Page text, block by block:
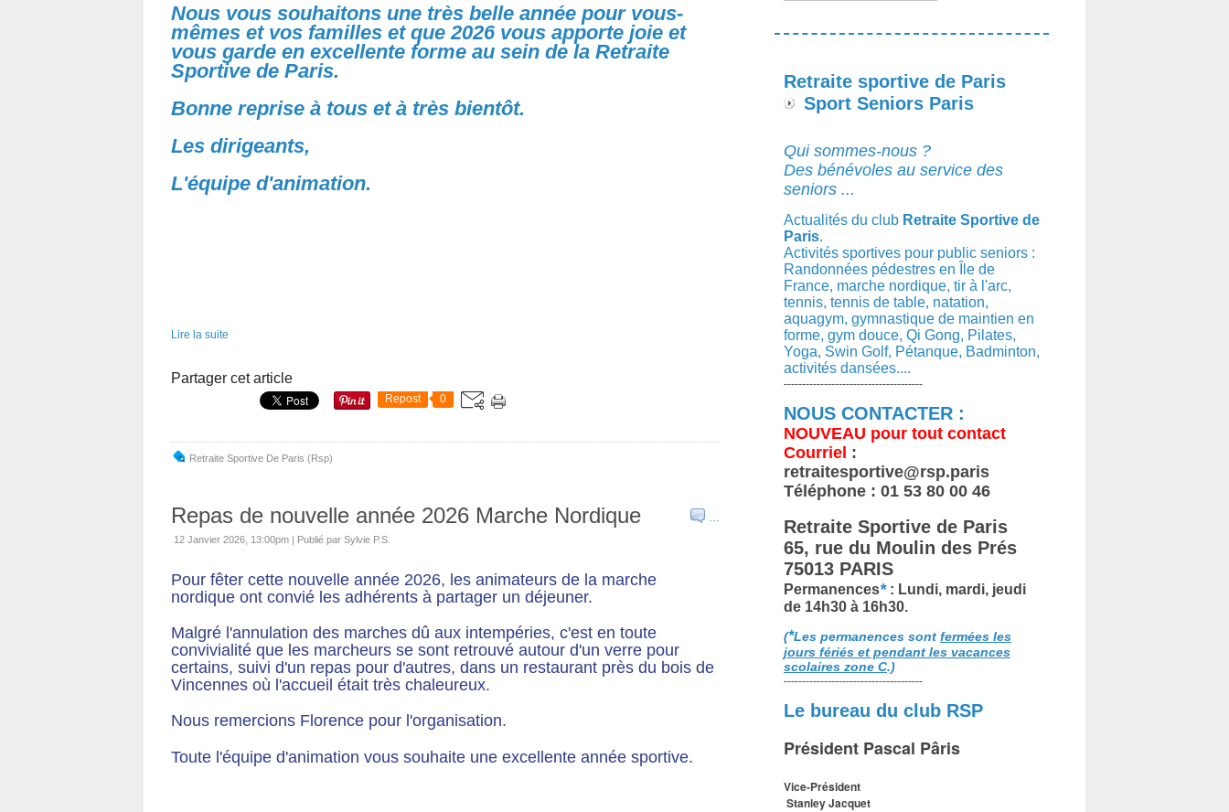
Nous vous souhaitons une très belle année pour vous-
mêmes et vos familles et que 2026 vous apporte joie et
vous garde en excellente forme au sein de la Retraite
Sportive de Paris.
Bonne reprise à tous et à très bientôt.
Les dirigeants,
L'équipe d'animation.
Lire la suite
Partager cet article
Repost 0
Retraite Sportive De Paris (Rsp)
…
Repas de nouvelle année 2026 Marche Nordique
12 Janvier 2026, 13:00pm | Publié par Sylvie P.S.
Pour fêter cette nouvelle année 2026, les animateurs de la marche
nordique ont convié les adhérents à partager un déjeuner.
Malgré l'annulation des marches dû aux intempéries, c'est en toute
convivialité que les marcheurs se sont retrouvé autour d'un verre pour
certains, suivi d'un repas pour d'autres, dans un restaurant près du bois de
Vincennes où l'accueil était très chaleureux.
Nous remercions Florence pour l'organisation.
Toute l'équipe d'animation vous souhaite une excellente année sportive.
Retraite sportive de Paris
Sport Seniors Paris
Qui sommes-nous ?
Des bénévoles au service des
seniors ...
Actualités du club Retraite Sportive de
Paris.
Activités sportives pour public seniors :
Randonnées pédestres en Île de
France, marche nordique, tir à l'arc,
tennis, tennis de table, natation,
aquagym, gymnastique de maintien en
forme, gym douce, Qi Gong, Pilates,
Yoga, Swin Golf, Pétanque, Badminton,
activités dansées....
--------------------------------------
NOUS CONTACTER :
NOUVEAU pour tout contact
Courriel :
retraitesportive@rsp.paris
Téléphone : 01 53 80 00 46
Retraite Sportive de Paris
65, rue du Moulin des Prés
75013 PARIS
Permanences*: Lundi, mardi, jeudi
de 14h30 à 16h30.
(*Les permanences sont fermées les
jours fériés et pendant les vacances
scolaires zone C.)
--------------------------------------
Le bureau du club RSP
Président Pascal Pâris
Vice-Président
Stanley Jacquet